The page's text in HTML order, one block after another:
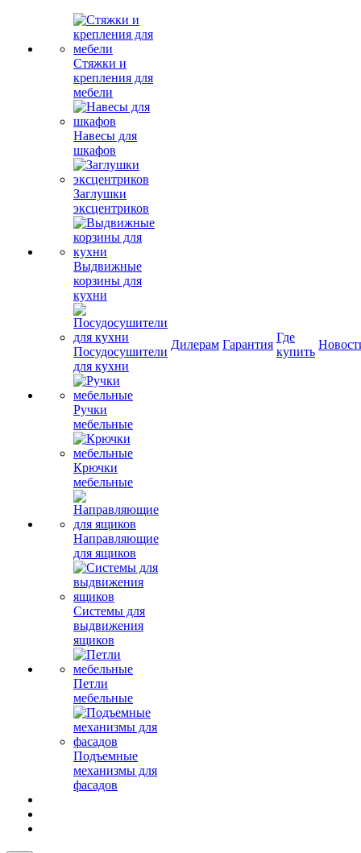
Стяжки и
крепления для
мебели
Навесы для
шкафов
Заглушки
эксцентриков
Выдвижные
корзины для
кухни
Посудосушители
для кухни
Ручки
мебельные
Крючки
мебельные
Направляющие
для ящиков
Системы для
выдвижения
ящиков
Петли
мебельные
Подъемные
механизмы для
фасадов
Дилерам Гарантия
Где
купить